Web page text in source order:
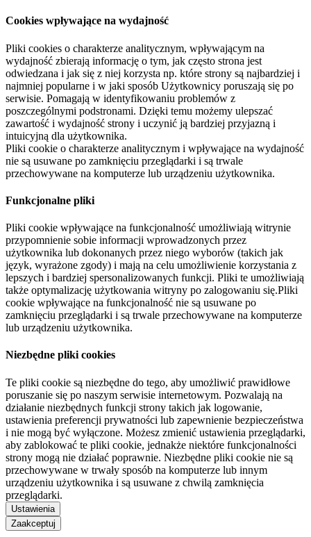
Cookies wpływające na wydajność
Pliki cookies o charakterze analitycznym, wpływającym na
wydajność zbierają informację o tym, jak często strona jest
odwiedzana i jak się z niej korzysta np. które strony są najbardziej i
najmniej popularne i w jaki sposób Użytkownicy poruszają się po
serwisie. Pomagają w identyfikowaniu problemów z
poszczególnymi podstronami. Dzięki temu możemy ulepszać
zawartość i wydajność strony i uczynić ją bardziej przyjazną i
intuicyjną dla użytkownika.
Pliki cookie o charakterze analitycznym i wpływające na wydajność
nie są usuwane po zamknięciu przeglądarki i są trwale
przechowywane na komputerze lub urządzeniu użytkownika.
Funkcjonalne pliki
Pliki cookie wpływające na funkcjonalność umożliwiają witrynie
przypomnienie sobie informacji wprowadzonych przez
użytkownika lub dokonanych przez niego wyborów (takich jak
język, wyrażone zgody) i mają na celu umożliwienie korzystania z
lepszych i bardziej spersonalizowanych funkcji. Pliki te umożliwiają
także optymalizację użytkowania witryny po zalogowaniu się.Pliki
cookie wpływające na funkcjonalność nie są usuwane po
zamknięciu przeglądarki i są trwale przechowywane na komputerze
lub urządzeniu użytkownika.
Niezbędne pliki cookies
Te pliki cookie są niezbędne do tego, aby umożliwić prawidłowe
poruszanie się po naszym serwisie internetowym. Pozwalają na
działanie niezbędnych funkcji strony takich jak logowanie,
ustawienia preferencji prywatności lub zapewnienie bezpieczeństwa
i nie mogą być wyłączone. Możesz zmienić ustawienia przeglądarki,
aby zablokować te pliki cookie, jednakże niektóre funkcjonalności
strony mogą nie działać poprawnie. Niezbędne pliki cookie nie są
przechowywane w trwały sposób na komputerze lub innym
urządzeniu użytkownika i są usuwane z chwilą zamknięcia
przeglądarki.
Ustawienia
Zaakceptuj